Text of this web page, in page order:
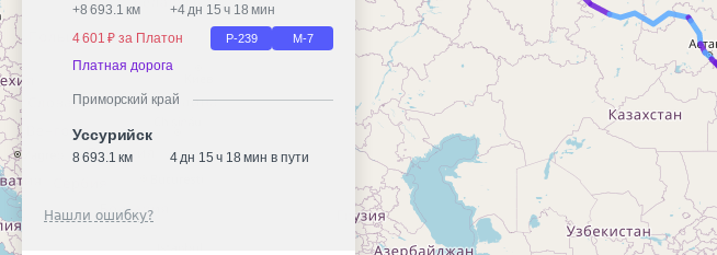
+8 693.1 км +4 дн 15 ч 18 мин
4 601 ₽ за Платон
Р-239 М-7
Платная дорога
Приморский край
Уссурийск
8 693.1 км 4 дн 15 ч 18 мин в пути
Нашли ошибку?